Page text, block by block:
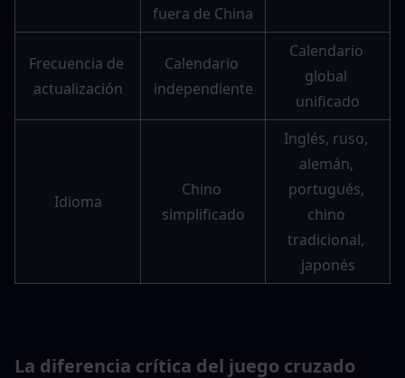
fuera de China
Frecuencia de
actualización
Calendario
independiente
Calendario
global
unificado
Idioma
Chino
simplificado
Inglés, ruso,
alemán,
portugués,
chino
tradicional,
japonés
La diferencia crítica del juego cruzado